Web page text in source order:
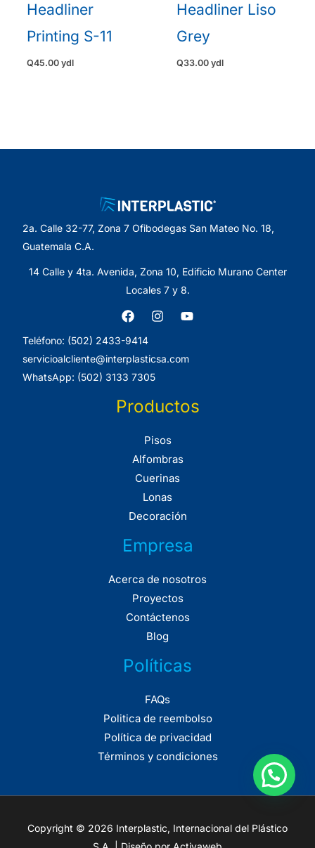
Headliner
Printing S-11
Q45.00 ydl
Headliner Liso
Grey
Q33.00 ydl
2a. Calle 32-77, Zona 7 Ofibodegas San Mateo No. 18,
Guatemala C.A.
14 Calle y 4ta. Avenida, Zona 10, Edificio Murano Center
Locales 7 y 8.
Teléfono: (502) 2433-9414
servicioalcliente@interplasticsa.com
WhatsApp: (502) 3133 7305
Productos
Pisos
Alfombras
Cuerinas
Lonas
Decoración
Empresa
Acerca de nosotros
Proyectos
Contáctenos
Blog
Políticas
FAQs
Politica de reembolso
Política de privacidad
Términos y condiciones
Copyright © 2026 Interplastic, Internacional del Plástico